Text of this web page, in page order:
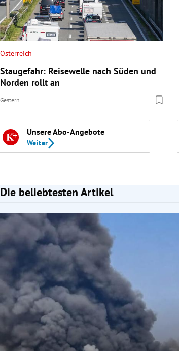
Untermenü
Untermenü
Österreich
Staugefahr: Reisewelle nach Süden und
Norden rollt an
Gestern
Unsere Abo-Angebote
Weiter
Die beliebtesten Artikel
Slide 1 von 7